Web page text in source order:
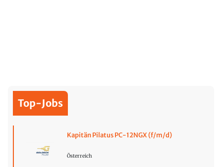
Top-Jobs
Kapitän Pilatus PC-12NGX (f/m/d)
Österreich